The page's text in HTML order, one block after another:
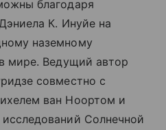
благодаря
Дэниела К. Инуйе на
наземному
мире. Ведущий автор
совместно с
ван Ноортом и
Солнечной